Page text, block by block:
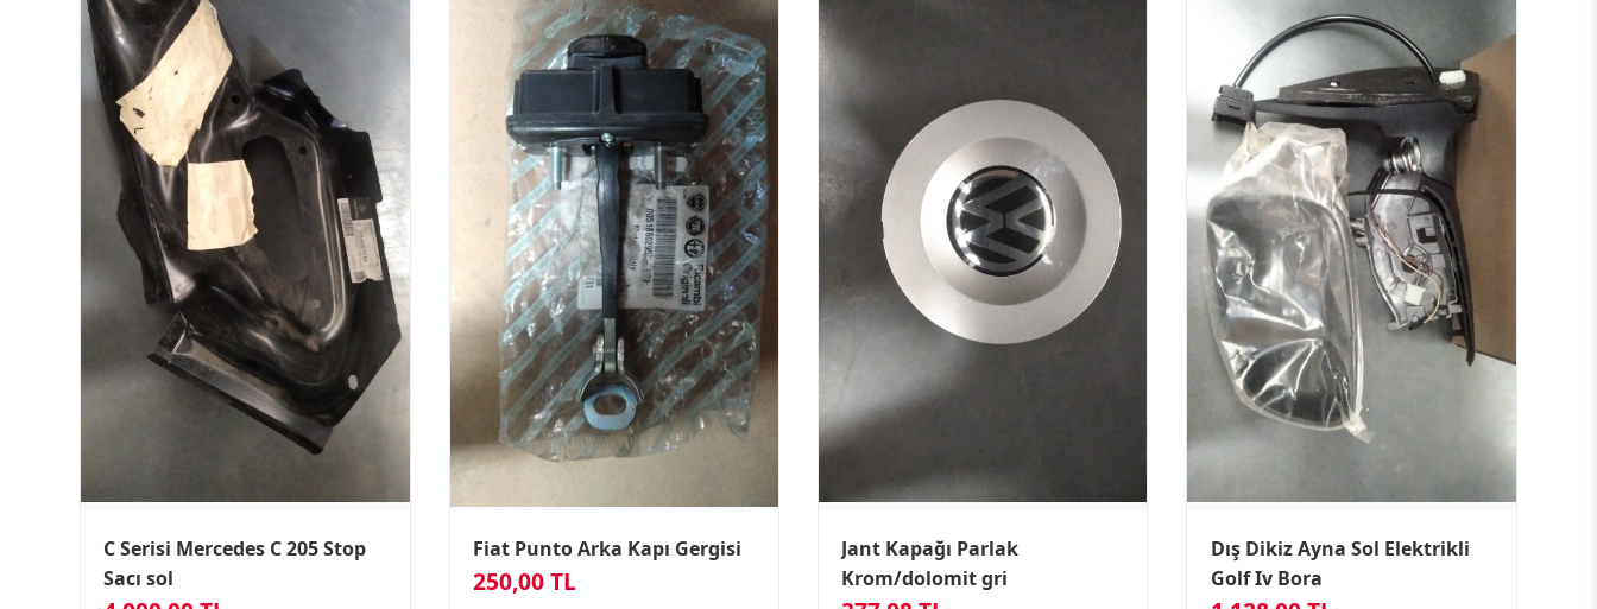
C Serisi Mercedes C 205 Stop
Sacı sol
Fiat Punto Arka Kapı Gergisi
250,00 TL
Jant Kapağı Parlak
Krom/dolomit gri
Dış Dikiz Ayna Sol Elektrikli
Golf Iv Bora